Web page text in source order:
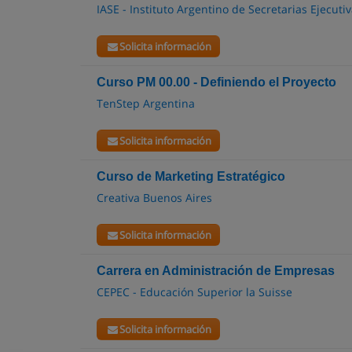
IASE - Instituto Argentino de Secretarias
Solicita información
Curso PM 00.00 - Definiendo el Proyecto
TenStep Argentina
Solicita información
Curso de Marketing Estratégico
Creativa Buenos Aires
Solicita información
Carrera en Administración de Empresas
CEPEC - Educación Superior la Suisse
Solicita información